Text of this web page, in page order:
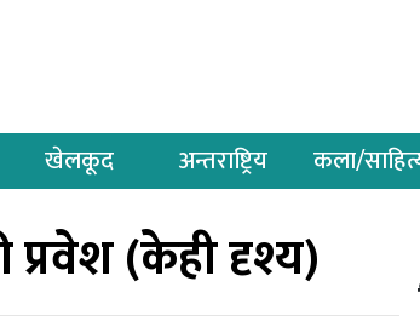
खेलकूद अन्तराष्ट्रिय कला/
प्रवेश (केही दृश्य)